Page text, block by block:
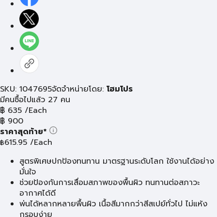
SKU: 1047695จัดจำหน่ายโดย: โฮมโปร
มีคนซื้อไปแล้ว 27 คน
฿ 635 /Each
฿ 900
ราคาสุดท้าย*
฿615.95 /Each
สูตรพิเศษปกป้องทนทาน มาตรฐานระดับโลก ใช้งานได้อย่าง
มั่นใจ
ช่วยป้องกันการเสื่อมสภาพของพื้นผิว ทนทานต่อสภาวะ
อากาศได้ดี
พ่นได้หลากหลายพื้นผิว เนื้อสีมากกว่าสีสเปย์ทั่วไป ไม่แห้ง
กรอบง่าย